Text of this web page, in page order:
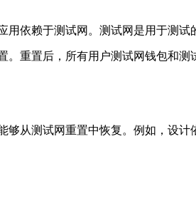
依赖于测试网。测试网是用于测
重置后，所有用户测试网钱包和测
从测试网重置中恢复。例如，设